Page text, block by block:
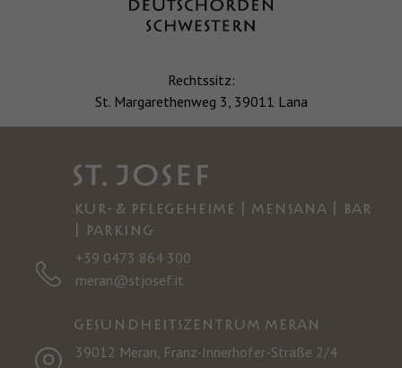
Rechtssitz:
St. Margarethenweg 3, 39011 Lana
KUR- & PFLEGEHEIME | MENSANA | BAR
| PARKING
+39 0473 864 300
meran@stjosef.it
GESUNDHEITSZENTRUM MERAN
39012 Meran, Franz-Innerhofer-Straße 2/4